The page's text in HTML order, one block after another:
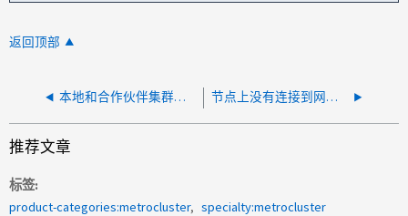
返回顶部
本地和合作伙伴集群没有相同的SVM-KEK列表 节点上没有连接到网络结构的端口
推荐文章
标签
product-categories:metrocluster
specialty:metrocluster